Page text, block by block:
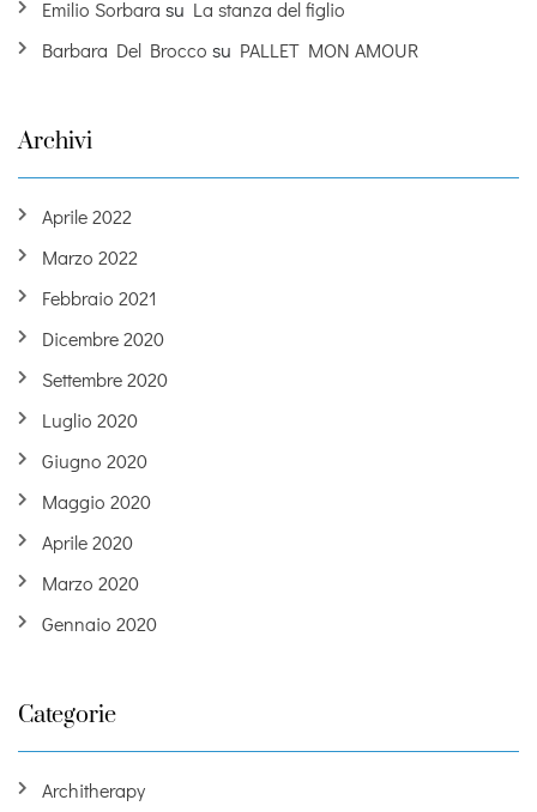
Emilio Sorbara su La stanza del figlio
Barbara Del Brocco su PALLET MON AMOUR
Archivi
Aprile 2022
Marzo 2022
Febbraio 2021
Dicembre 2020
Settembre 2020
Luglio 2020
Giugno 2020
Maggio 2020
Aprile 2020
Marzo 2020
Gennaio 2020
Categorie
Architherapy